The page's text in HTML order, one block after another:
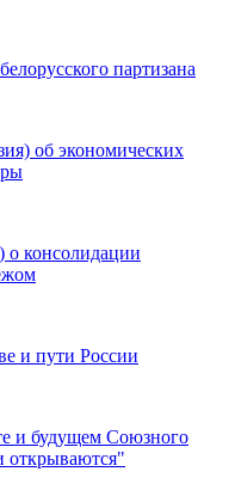
партизана
об экономических
о консолидации
и пути России
и будущем Союзного
открываются"